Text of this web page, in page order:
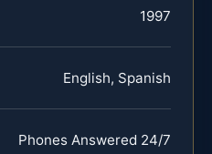
1997
English, Spanish
Phones Answered 24/7